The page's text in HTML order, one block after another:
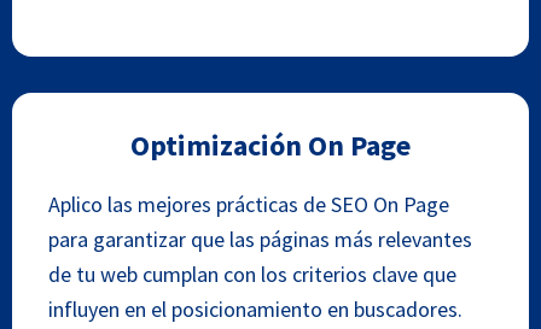
Optimización On Page
Aplico las mejores prácticas de SEO On Page
para garantizar que las páginas más relevantes
de tu web cumplan con los criterios clave que
influyen en el posicionamiento en buscadores.